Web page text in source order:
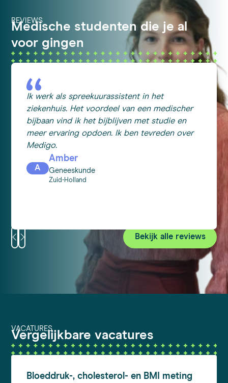
REVIEWS
Medische studenten die je al
voor gingen
Ik werk als spreekuurassistent in het
ziekenhuis. Het voordeel van een medischer
bijbaan vind ik het bijblijven met studie en
meer ervaring opdoen. Ik ben tevreden over
Medigo.
A
Amber
Geneeskunde
Zuid-Holland
Bekijk alle reviews
VACATURES
Vergelijkbare vacatures
Bloeddruk-,cholesterol- en BMI meting